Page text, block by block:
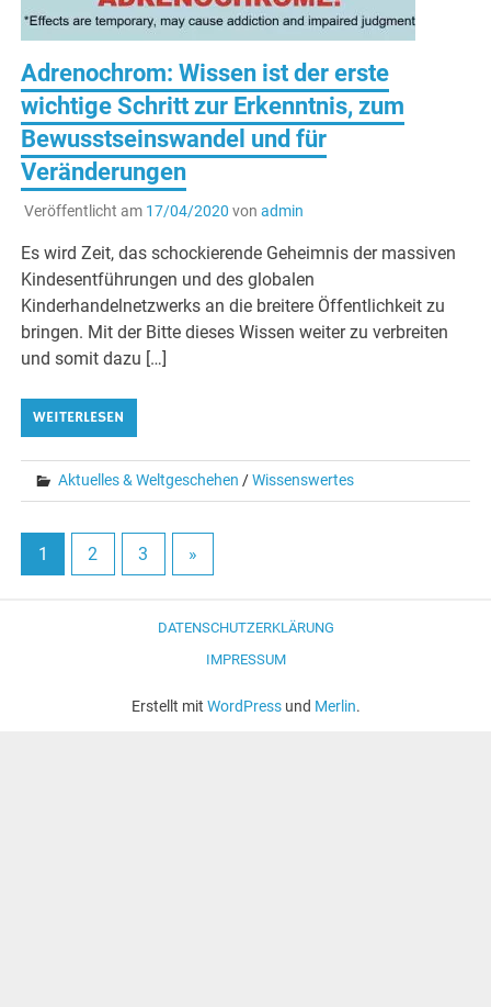
Adrenochrom: Wissen ist der erste
wichtige Schritt zur Erkenntnis, zum
Bewusstseinswandel und für
Veränderungen
Veröffentlicht am 17/04/2020 von admin
Es wird Zeit, das schockierende Geheimnis der massiven
Kindesentführungen und des globalen
Kinderhandelnetzwerks an die breitere Öffentlichkeit zu
bringen. Mit der Bitte dieses Wissen weiter zu verbreiten
und somit dazu […]
WEITERLESEN
Aktuelles & Weltgeschehen /Wissenswertes
1 2 3 »
DATENSCHUTZERKLÄRUNG
IMPRESSUM
Erstellt mit WordPressund Merlin.